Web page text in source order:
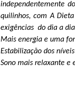
independentemente
quilinhos, com A
exigências do dia a
Mais energia e uma
Estabilização dos
Sono mais relaxante e